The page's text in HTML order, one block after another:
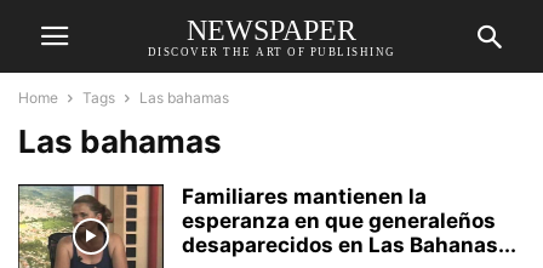
NEWSPAPER
DISCOVER THE ART OF PUBLISHING
Home Tags Las bahamas
Las bahamas
Familiares mantienen la
esperanza en que generaleños
desaparecidos en Las Bahanas...